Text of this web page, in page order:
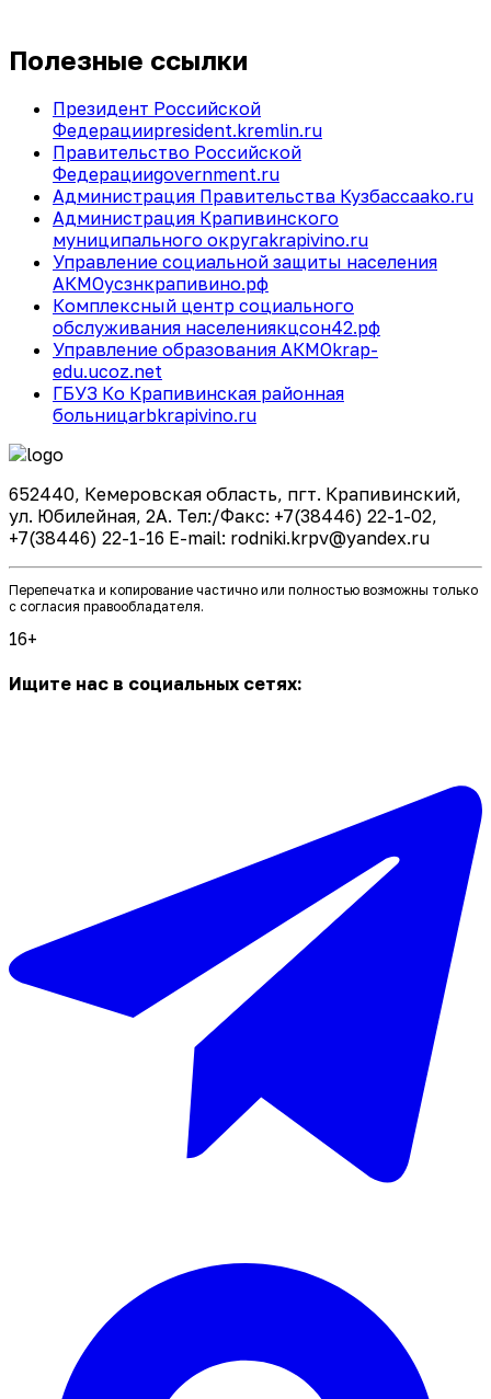
Полезные ссылки
Президент Российской
Федерацииpresident.kremlin.ru
Правительство Российской
Федерацииgovernment.ru
Администрация Правительства Кузбассаako.ru
Администрация Крапивинского
муниципального округаkrapivino.ru
Управление социальной защиты населения
АКМОусзнкрапивино.рф
Комплексный центр социального
обслуживания населениякцсон42.рф
Управление образования АКМОkrap-
edu.ucoz.net
ГБУЗ Ко Крапивинская районная
больницаrbkrapivino.ru
652440, Кемеровская область, пгт. Крапивинский,
ул. Юбилейная, 2А. Тел:/Факс: +7(38446) 22-1-02,
+7(38446) 22-1-16 E-mail: rodniki.krpv@yandex.ru
Перепечатка и копирование частично или полностью возможны только
с согласия правообладателя.
16+
Ищите нас в социальных сетях: